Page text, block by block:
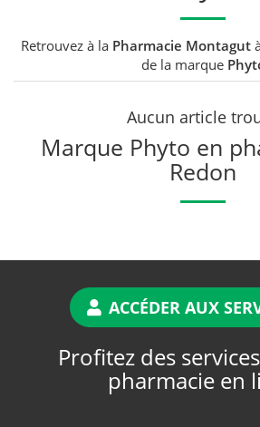
Retrouvez à la Pharmacie Montagut
de la marque
Aucun article
Marque Phyto en
Redon
ACCÉDER AUX
Profitez des
pharmacie en